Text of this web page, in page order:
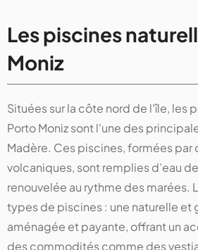
Les piscines
Moniz
Situées sur la côte nord de l'île, les
Porto Moniz sont l'une des
Madère. Ces piscines, formées par
volcaniques, sont remplies d’eau
renouvelée au rythme des marées.
types de piscines : une naturelle et
aménagée et payante, offrant un
des commodités comme des